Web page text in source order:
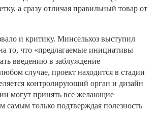
а сразу отличая правильный товар от
и критику. Минсельхоз выступил
то, что «предлагаемые инициативы
введению в заблуждение
случае, проект находится в стадии
контролирующий орган и дизайн
могут принять все желающие
самым только подтверждая полезность